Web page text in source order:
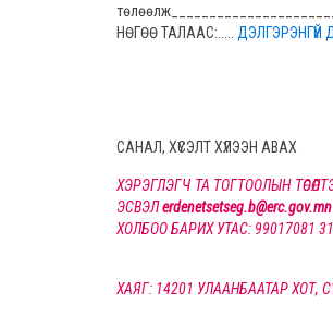
НӨГӨӨ ТАЛААС:..... ДЭЛГЭРЭНГҮЙ
САНАЛ, ХҮСЭЛТ ХҮЛЭЭН АВАХ
ХЭРЭГЛЭГЧ ТА ТОГТООЛЫН
ЭСВЭЛerdenetsetseg.b@erc.gov.mn
ХОЛБОО БАРИХ УТАС: 99017081
ХАЯГ: 14201 УЛААНБААТАР ХОТ,